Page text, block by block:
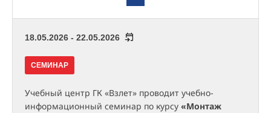
18.05.2026 - 22.05.2026
СЕМИНАР
Учебный центр ГК «Взлет» проводит учебно-
информационный семинар по курсу «Монтаж